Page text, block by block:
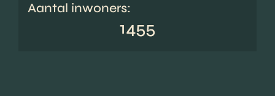
Aantal inwoners:
1455